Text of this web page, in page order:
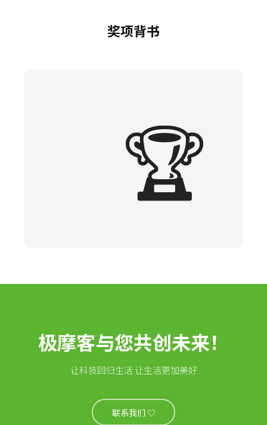
奖项背书
🏆
极摩客与您共创未来！
让科技回归生活 让生活更加美好
联系我们 ♡